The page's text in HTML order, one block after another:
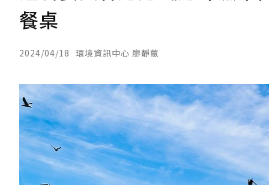
餐桌
2024/04/18 環境資訊中心 廖靜蕙